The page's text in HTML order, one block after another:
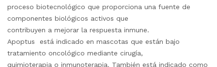
proceso biotecnológico que proporciona una fuente de
componentes biológicos activos que
contribuyen a mejorar la respuesta inmune.
Apoptus está indicado en mascotas que están bajo
tratamiento oncológico mediante cirugía,
quimioterapia o inmunoterapia. También está indicado como